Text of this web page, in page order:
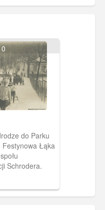
do Parku
Festynowa Łąka
Schrodera.